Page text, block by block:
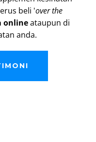
beli 'over the
onlineataupun di
anda.